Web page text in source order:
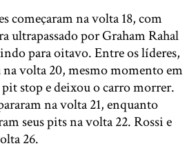
começaram na volta 18, com
ultrapassado por Graham Rahal
para oitavo. Entre os líderes,
volta 20, mesmo momento em
pit stop e deixou o carro morrer.
na volta 21, enquanto
seus pits na volta 22. Rossi e
26.